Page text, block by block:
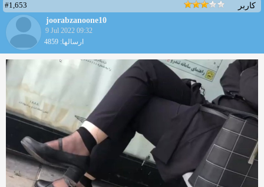
کاربر
#1,653
joorabzanoone10
9 Jul 2022 09:32
ارسالها: 4859